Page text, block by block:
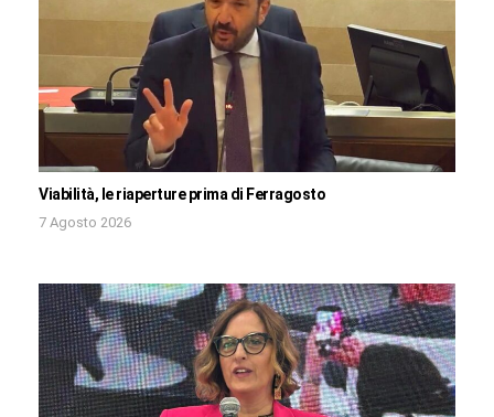
Viabilità, le riaperture prima di Ferragosto
7 Agosto 2026